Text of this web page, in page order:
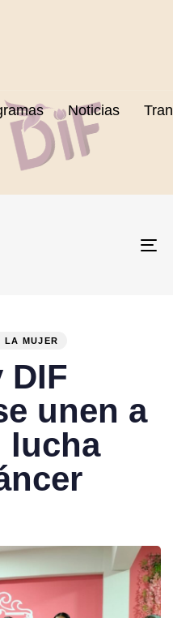
Noticias
LA MUJER
DIF
unen a
lucha